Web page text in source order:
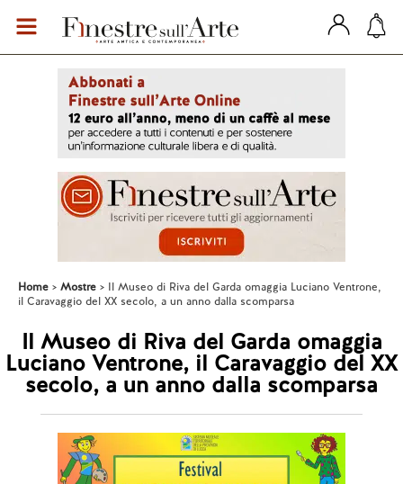
Home Mostre
Il Museo di Riva del Garda omaggia Luciano Ventrone,
il Caravaggio del XX secolo, a un anno dalla scomparsa
Il Museo di Riva del Garda omaggia
Luciano Ventrone, il Caravaggio del XX
secolo, a un anno dalla scomparsa